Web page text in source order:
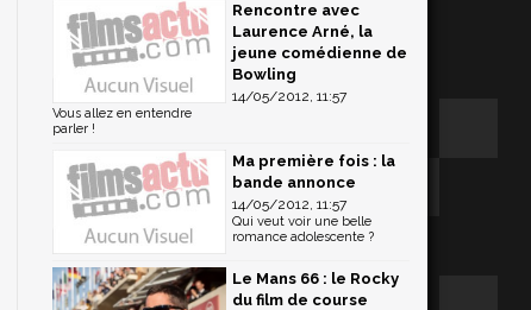
Rencontre avec
Laurence Arné, la
jeune comédienne de
Bowling
14/05/2012, 11:57
Vous allez en entendre
parler !
Ma première fois : la
bande annonce
14/05/2012, 11:57
Qui veut voir une belle
romance adolescente ?
Le Mans 66 : le Rocky
du film de course